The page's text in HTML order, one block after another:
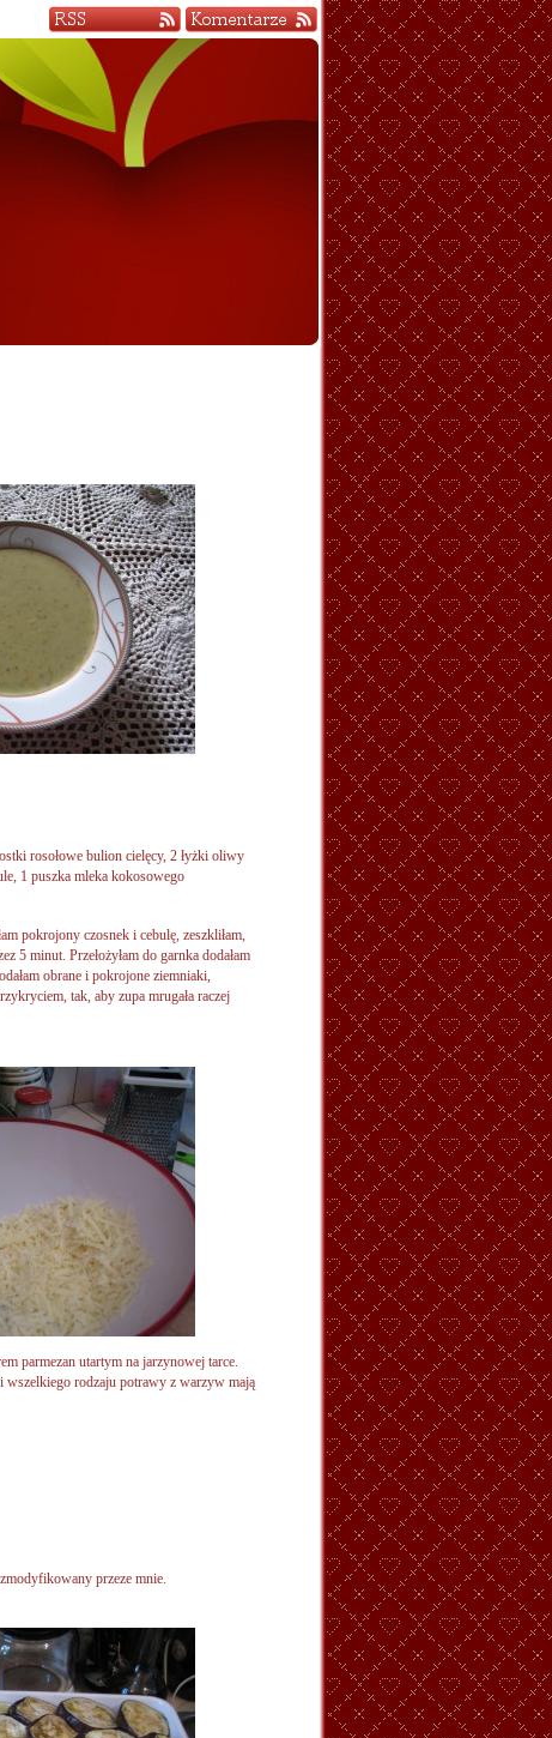
rosołowe bulion cielęcy, 2 łyżki oliwy
1 puszka mleka kokosowego
pokrojony czosnek i cebulę, zeszkliłam,
5 minut. Przełożyłam do garnka dodałam
obrane i pokrojone ziemniaki,
tak, aby zupa mrugała raczej
parmezan utartym na jarzynowej tarce.
wszelkiego rodzaju potrawy z warzyw mają
przeze mnie.